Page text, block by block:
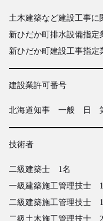
土木建築など建設工事に
新ひだか町排水設備指定
新ひだか町建設工事指定
建設業許可番号
北海道知事 一般 日
技術者
二級建築士 1名
一級建築施工管理技士
二級建築施工管理技士
二級土木施工管理技士